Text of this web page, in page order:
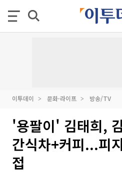
이투데이 문화·라이프 방송/TV
'용팔이' 김태희,
간식차+커피...피
접